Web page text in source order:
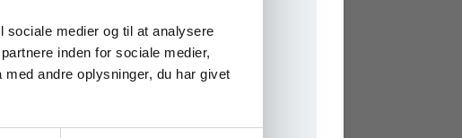
sociale medier og til at analysere
inden for sociale medier,
andre oplysninger, du har givet
dine onlinematerialer